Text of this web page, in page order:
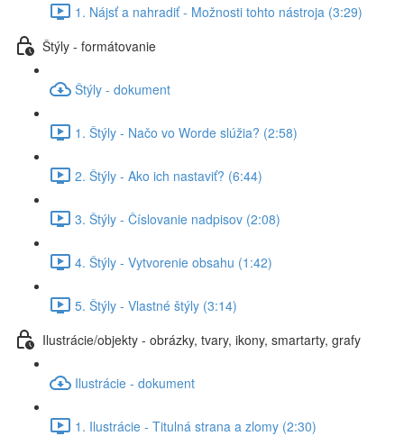
1. Nájsť a nahradiť - Možnosti tohto nástroja (3:29)
Štýly - formátovanie
Štýly - dokument
1. Štýly - Načo vo Worde slúžia? (2:58)
2. Štýly - Ako ich nastaviť? (6:44)
3. Štýly - Číslovanie nadpisov (2:08)
4. Štýly - Vytvorenie obsahu (1:42)
5. Štýly - Vlastné štýly (3:14)
Ilustrácie/objekty - obrázky, tvary, ikony, smartarty, grafy
Ilustrácie - dokument
1. Ilustrácie - Titulná strana a zlomy (2:30)